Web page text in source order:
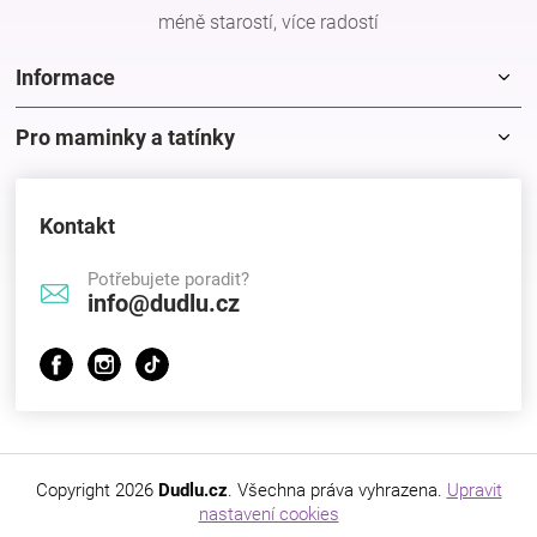
méně starostí, více radostí
Informace
Pro maminky a tatínky
Kontakt
Potřebujete poradit?
info@dudlu.cz
Copyright 2026 Dudlu.cz. Všechna práva vyhrazena. Upravit
nastavení cookies